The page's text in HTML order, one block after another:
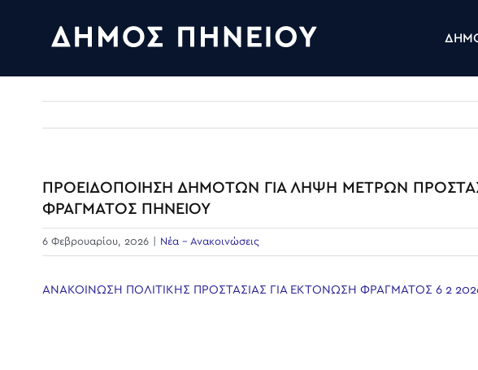
ΠΡΟΕΙΔΟΠΟΙΗΣΗ ΔΗΜΟΤΩΝ ΓΙΑ ΛΗΨΗ ΜΕΤΡΩΝ
ΦΡΑΓΜΑΤΟΣ ΠΗΝΕΙΟΥ
6 Φεβρουαρίου, 2026 Νέα - Ανακοινώσεις
ΑΝΑΚΟΙΝΩΣΗ ΠΟΛΙΤΙΚΗΣ ΠΡΟΣΤΑΣΙΑΣ ΓΙΑ ΕΚΤΟΝΩΣΗ ΦΡΑΓΜΑΤΟΣ 6 2